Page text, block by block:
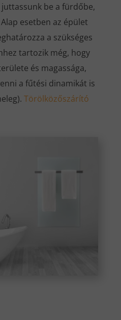
be a fürdőbe,
esetben az épület
a szükséges
tartozik még, hogy
és magassága,
a fűtési dinamikát is
Törölközőszárító